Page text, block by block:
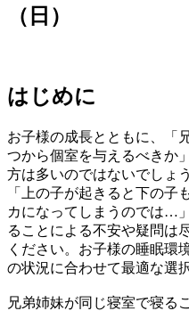
（日）
はじめに
お子様の成長とともに、「
つから個室を与えるべきか
方は多いのではないでしょう
「上の子が起きると下の
カになってしまうのでは…
ることによる不安や疑問は
ください。お子様の睡眠環
の状況に合わせて最適な選
兄弟姉妹が同じ寝室で寝る